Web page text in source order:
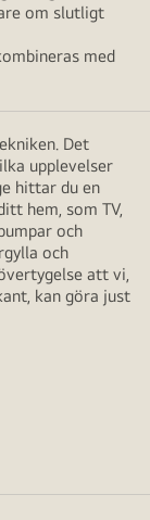
om slutligt
med
Det
upplevelser
hittar du en
hem, som TV,
och
och
att vi,
kan göra just